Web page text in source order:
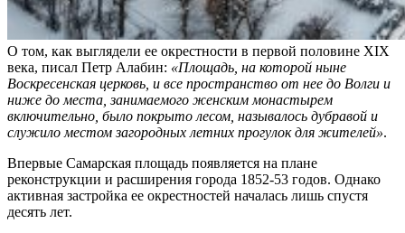
О том, как выглядели ее окрестности в первой половине XIX
века, писал Петр Алабин: «Площадь, на которой ныне
Воскресенская церковь, и все пространство от нее до Волги и
ниже до места, занимаемого женским монастырем
включительно, было покрыто лесом, называлось дубравой и
служило местом загородных летних прогулок для жителей».
Впервые Самарская площадь появляется на плане
реконструкции и расширения города 1852-53 годов. Однако
активная застройка ее окрестностей началась лишь спустя
десять лет.